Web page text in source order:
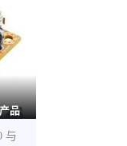
品
与